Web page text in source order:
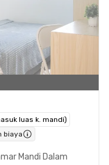
luas k. mandi)
biaya
Mandi Dalam